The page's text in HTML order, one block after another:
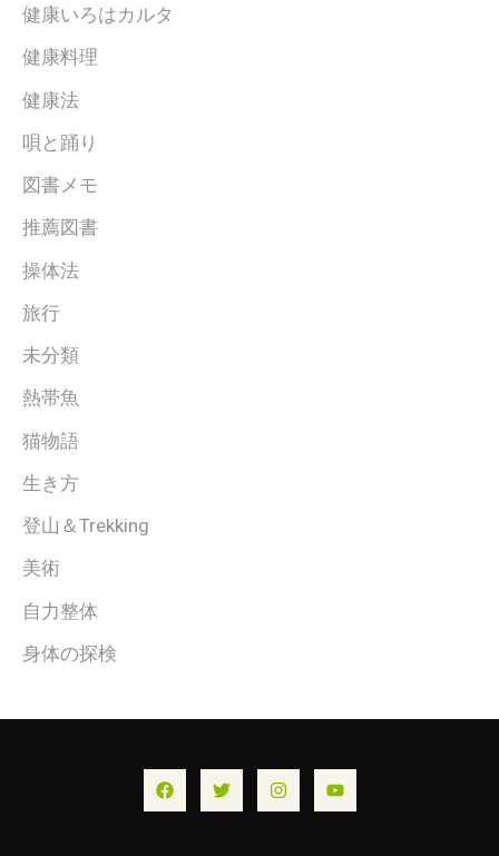
健康いろはカルタ
健康料理
健康法
唄と踊り
図書メモ
推薦図書
操体法
旅行
未分類
熱帯魚
猫物語
生き方
登山＆Trekking
美術
自力整体
身体の探検